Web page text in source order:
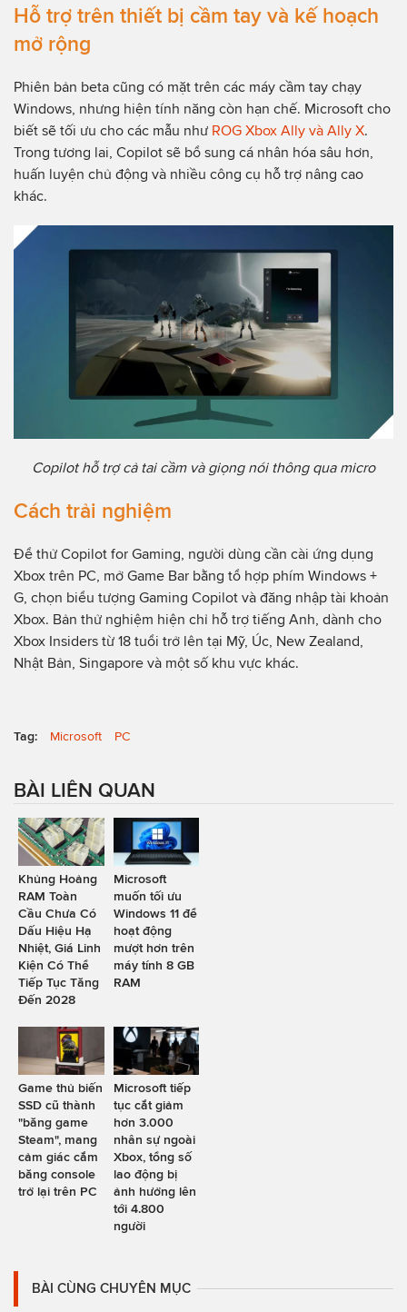
Hỗ trợ trên thiết bị cầm tay và kế hoạch
mở rộng
Phiên bản beta cũng có mặt trên các máy cầm tay chạy
Windows, nhưng hiện tính năng còn hạn chế. Microsoft cho
biết sẽ tối ưu cho các mẫu như ROG Xbox Ally và Ally X.
Trong tương lai, Copilot sẽ bổ sung cá nhân hóa sâu hơn,
huấn luyện chủ động và nhiều công cụ hỗ trợ nâng cao
khác.
Copilot hỗ trợ cả tai cầm và giọng nói thông qua micro
Cách trải nghiệm
Để thử Copilot for Gaming, người dùng cần cài ứng dụng
Xbox trên PC, mở Game Bar bằng tổ hợp phím Windows +
G, chọn biểu tượng Gaming Copilot và đăng nhập tài khoản
Xbox. Bản thử nghiệm hiện chỉ hỗ trợ tiếng Anh, dành cho
Xbox Insiders từ 18 tuổi trở lên tại Mỹ, Úc, New Zealand,
Nhật Bản, Singapore và một số khu vực khác.
Tag: Microsoft PC
BÀI LIÊN QUAN
Khủng Hoảng
RAM Toàn
Cầu Chưa Có
Dấu Hiệu Hạ
Nhiệt, Giá Linh
Kiện Có Thể
Tiếp Tục Tăng
Đến 2028
Microsoft
muốn tối ưu
Windows 11 để
hoạt động
mượt hơn trên
máy tính 8 GB
RAM
Game thủ biến
SSD cũ thành
"băng game
Steam", mang
cảm giác cắm
băng console
trở lại trên PC
Microsoft tiếp
tục cắt giảm
hơn 3.000
nhân sự ngoài
Xbox, tổng số
lao động bị
ảnh hưởng lên
tới 4.800
người
BÀI CÙNG CHUYÊN MỤC